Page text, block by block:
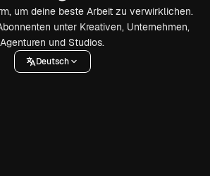
um deine beste Arbeit zu verwirklichen.
unter Kreativen, Unternehmen,
Agenturen und Studios.
Deutsch